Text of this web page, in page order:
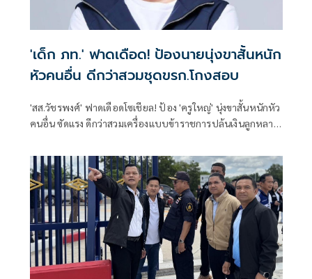
'เด็ก ภท.' ฟาดเดือด! ป้องนายนุ่งขาสั้นหนัก
หัวคนอื่น ดีกว่าสวมชุดขรก.โกงสอบ
'สส.วัชรพงศ์' ฟาดเดือดโซเชียล! ป้อง 'ครูใหญ่' นุ่งขาสั้นหนักหัว
คนอื่น ซัดแรง ดีกว่าสวมเครื่องแบบข้าราชการปล้นเงินลูกหลาน